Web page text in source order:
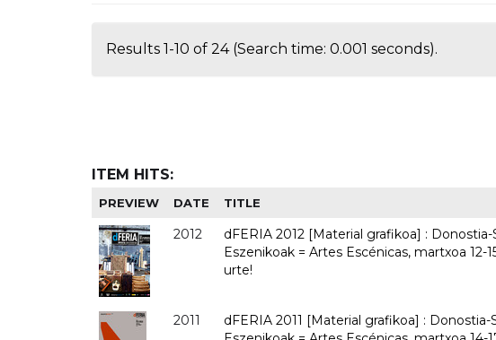
Results 1-10 of 24 (Search time: 0.001 seconds).
ITEM HITS:
PREVIEW DATE TITLE
2012
dFERIA 2012 [Material grafikoa] :
Eszenikoak = Artes Escénicas, martxoa 12-
urte!
2011
dFERIA 2011 [Material grafikoa] : Donostia-